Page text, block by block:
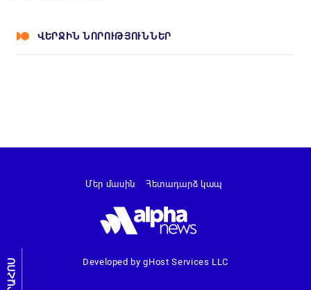
ՎԵՐՋԻՆ ՆՈՐՈՒԹՅՈՒՆՆԵՐ
ԼՐԱՀՈՍ Developed by gHost Services LLC
Մեր մասին Հետադարձ կապ